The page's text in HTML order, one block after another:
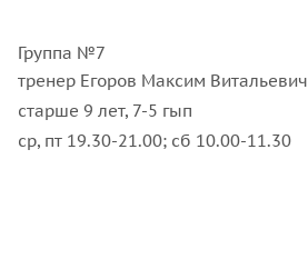
Группа №7
тренер Егоров Максим Витальевич
старше 9 лет, 7-5 гып
ср, пт 19.30-21.00; сб 10.00-11.30